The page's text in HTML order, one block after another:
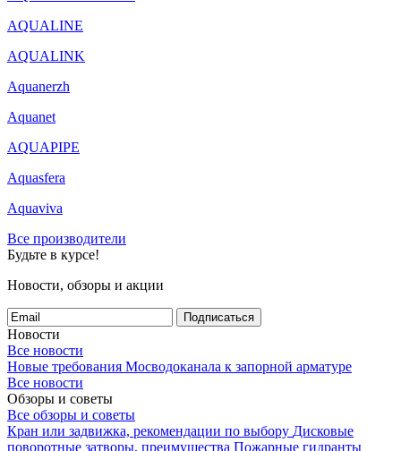
AQUALINE
AQUALINK
Aquanerzh
Aquanet
AQUAPIPE
Aquasfera
Aquaviva
Все производители
Будьте в курсе!
Новости, обзоры и акции
Подписаться
Новости
Все новости
Новые требования Мосводоканала к запорной арматуре
Все новости
Обзоры и советы
Все обзоры и советы
Кран или задвижка, рекомендации по выбору Дисковые
поворотные затворы, преимущества Пожарные гидранты